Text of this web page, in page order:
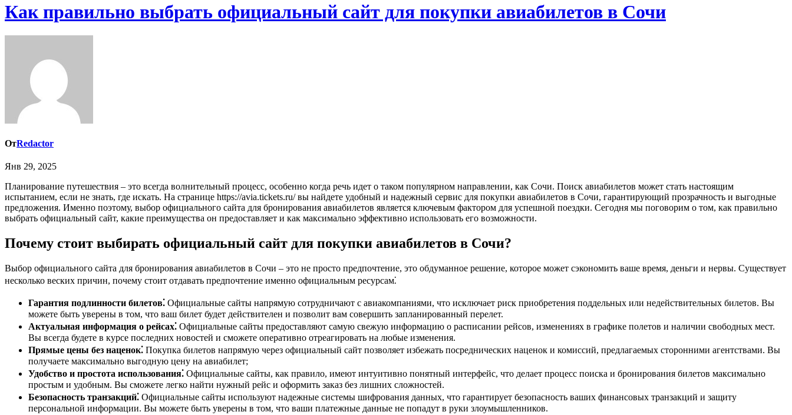
Как правильно выбрать официальный сайт для покупки авиабилетов в Сочи
ОтRedactor
Янв 29, 2025
Планирование путешествия – это всегда волнительный процесс, особенно когда речь идет о таком популярном направлении, как Сочи. Поиск авиабилетов может стать настоящим
испытанием, если не знать, где искать. На странице https://avia.tickets.ru/ вы найдете удобный и надежный сервис для покупки авиабилетов в Сочи, гарантирующий прозрачность и выгодные
предложения. Именно поэтому, выбор официального сайта для бронирования авиабилетов является ключевым фактором для успешной поездки. Сегодня мы поговорим о том, как правильно
выбрать официальный сайт, какие преимущества он предоставляет и как максимально эффективно использовать его возможности.
Почему стоит выбирать официальный сайт для покупки авиабилетов в Сочи?
Выбор официального сайта для бронирования авиабилетов в Сочи – это не просто предпочтение, это обдуманное решение, которое может сэкономить ваше время, деньги и нервы. Существует
несколько веских причин, почему стоит отдавать предпочтение именно официальным ресурсам⁚
Гарантия подлинности билетов⁚ Официальные сайты напрямую сотрудничают с авиакомпаниями, что исключает риск приобретения поддельных или недействительных билетов. Вы
можете быть уверены в том, что ваш билет будет действителен и позволит вам совершить запланированный перелет.
Актуальная информация о рейсах⁚ Официальные сайты предоставляют самую свежую информацию о расписании рейсов, изменениях в графике полетов и наличии свободных мест.
Вы всегда будете в курсе последних новостей и сможете оперативно отреагировать на любые изменения.
Прямые цены без наценок⁚ Покупка билетов напрямую через официальный сайт позволяет избежать посреднических наценок и комиссий, предлагаемых сторонними агентствами. Вы
получаете максимально выгодную цену на авиабилет;
Удобство и простота использования⁚ Официальные сайты, как правило, имеют интуитивно понятный интерфейс, что делает процесс поиска и бронирования билетов максимально
простым и удобным. Вы сможете легко найти нужный рейс и оформить заказ без лишних сложностей.
Безопасность транзакций⁚ Официальные сайты используют надежные системы шифрования данных, что гарантирует безопасность ваших финансовых транзакций и защиту
персональной информации. Вы можете быть уверены в том, что ваши платежные данные не попадут в руки злоумышленников.